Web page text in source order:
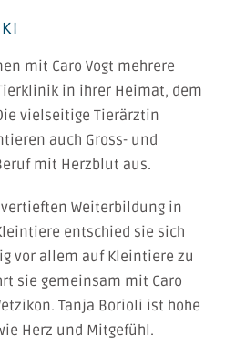
mit Caro Vogt mehrere
in ihrer Heimat, dem
vielseitige Tierärztin
auch Gross- und
mit Herzblut aus.
Weiterbildung in
entschied sie sich
vor allem auf Kleintiere zu
sie gemeinsam mit Caro
. Tanja Borioli ist hohe
Herz und Mitgefühl.